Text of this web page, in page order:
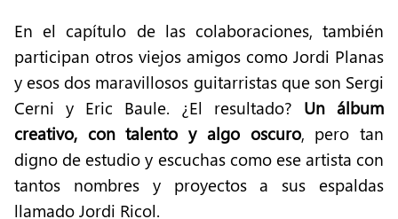
En el capítulo de las colaboraciones, también
participan otros viejos amigos como Jordi Planas
y esos dos maravillosos guitarristas que son Sergi
Cerni y Eric Baule. ¿El resultado? Un álbum
creativo, con talento y algo oscuro, pero tan
digno de estudio y escuchas como ese artista con
tantos nombres y proyectos a sus espaldas
llamado Jordi Ricol.